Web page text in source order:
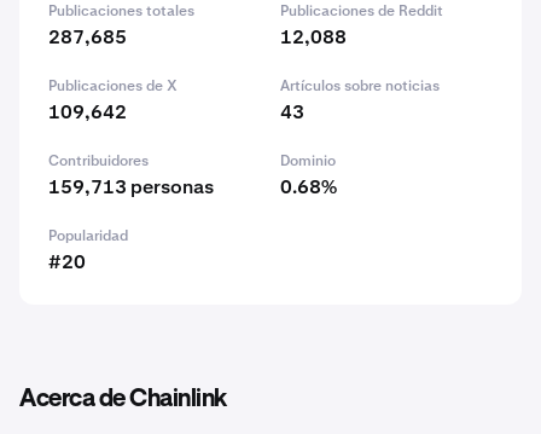
Publicaciones totales
287,685
Publicaciones de Reddit
12,088
Publicaciones de X
109,642
Artículos sobre noticias
43
Contribuidores
159,713 personas
Dominio
0.68%
Popularidad
#20
Acerca de Chainlink